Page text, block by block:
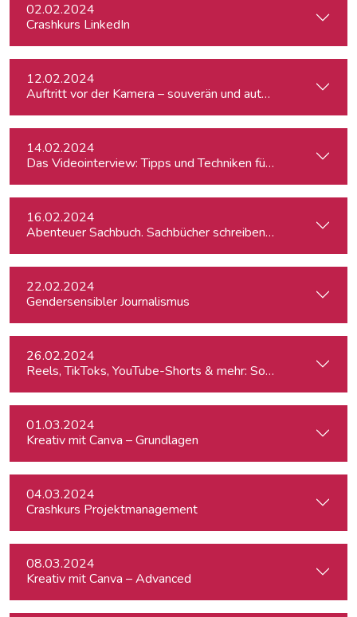
02.02.2024
Crashkurs LinkedIn
12.02.2024
Auftritt vor der Kamera – souverän und authentisch
14.02.2024
Das Videointerview: Tipps und Techniken für TV und Web
16.02.2024
Abenteuer Sachbuch. Sachbücher schreiben für
22.02.2024
Gendersensibler Journalismus
26.02.2024
Reels, TikToks, YouTube-Shorts & mehr: Social Media-
01.03.2024
Kreativ mit Canva – Grundlagen
04.03.2024
Crashkurs Projektmanagement
08.03.2024
Kreativ mit Canva – Advanced